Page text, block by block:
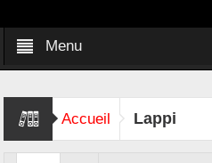
Menu
Accueil Lappi